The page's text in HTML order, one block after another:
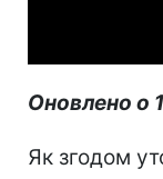
Оновлено о
Як згодом